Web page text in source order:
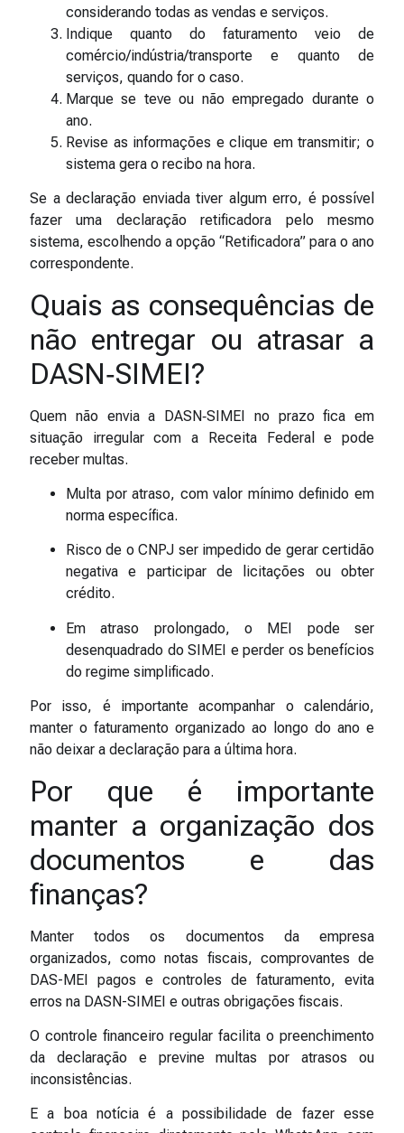
considerando todas as vendas e serviços.
Indique quanto do faturamento veio de
comércio/indústria/transporte e quanto de
serviços, quando for o caso.
Marque se teve ou não empregado durante o
ano.
Revise as informações e clique em transmitir; o
sistema gera o recibo na hora.
Se a declaração enviada tiver algum erro, é possível
fazer uma declaração retificadora pelo mesmo
sistema, escolhendo a opção “Retificadora” para o ano
correspondente.
Quais as consequências de
não entregar ou atrasar a
DASN‑SIMEI?
Quem não envia a DASN‑SIMEI no prazo fica em
situação irregular com a Receita Federal e pode
receber multas.
Multa por atraso, com valor mínimo definido em
norma específica.
Risco de o CNPJ ser impedido de gerar certidão
negativa e participar de licitações ou obter
crédito.
Em atraso prolongado, o MEI pode ser
desenquadrado do SIMEI e perder os benefícios
do regime simplificado.
Por isso, é importante acompanhar o calendário,
manter o faturamento organizado ao longo do ano e
não deixar a declaração para a última hora.
Por que é importante
manter a organização dos
documentos e das
finanças?
Manter todos os documentos da empresa
organizados, como notas fiscais, comprovantes de
DAS-MEI pagos e controles de faturamento, evita
erros na DASN-SIMEI e outras obrigações fiscais.
O controle financeiro regular facilita o preenchimento
da declaração e previne multas por atrasos ou
inconsistências.
E a boa notícia é a possibilidade de fazer esse